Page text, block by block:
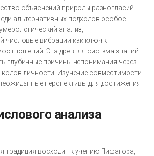
объяснений природы разногласий
альтернативных подходов особое
анализ,
числовые вибрации как ключ к
Эта древняя система знаний
глубинные причины непонимания через
личности. Изучение совместимости
перспективы для достижения
анализа
традиция восходит к учению Пифагора,